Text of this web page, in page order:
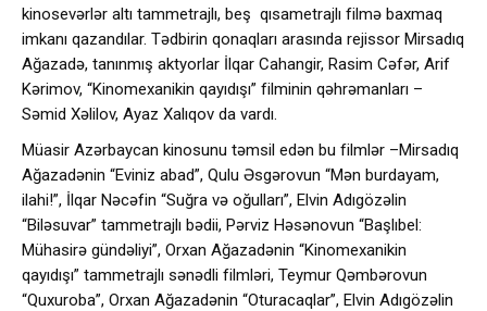
kinosevərlər altı tammetrajlı, beş qısametrajlı filmə baxmaq
imkanı qazandılar. Tədbirin qonaqları arasında rejissor Mirsadıq
Ağazadə, tanınmış aktyorlar İlqar Cahangir, Rasim Cəfər, Arif
Kərimov, “Kinomexanikin qayıdışı” filminin qəhrəmanları –
Səmid Xəlilov, Ayaz Xalıqov da vardı.
Müasir Azərbaycan kinosunu təmsil edən bu filmlər –Mirsadıq
Ağazadənin “Eviniz abad”, Qulu Əsgərovun “Mən burdayam,
ilahi!”, İlqar Nəcəfin “Suğra və oğulları”, Elvin Adıgözəlin
“Biləsuvar” tammetrajlı bədii, Pərviz Həsənovun “Başlıbel:
Mühasirə gündəliyi”, Orxan Ağazadənin “Kinomexanikin
qayıdışı” tammetrajlı sənədli filmləri, Teymur Qəmbərovun
“Quxuroba”, Orxan Ağazadənin “Oturacaqlar”, Elvin Adıgözəlin